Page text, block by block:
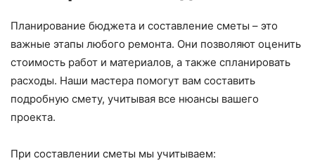
Планирование бюджета и составление сметы – это
важные этапы любого ремонта. Они позволяют оценить
стоимость работ и материалов, а также спланировать
расходы. Наши мастера помогут вам составить
подробную смету, учитывая все нюансы вашего
проекта.
При составлении сметы мы учитываем: